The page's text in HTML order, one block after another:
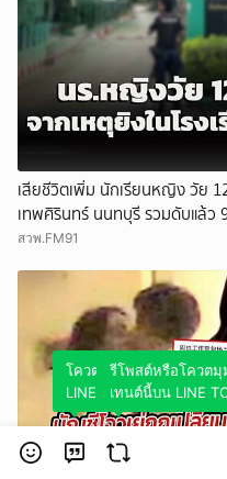
เสียชีวิตเพิ่ม นักเรียนหญิง วัย
เทพศิรินทร์ นนทบุรี รวมดับแล้ว
สวพ.FM91
โควตมุมมองของคุณผ่าน
LINE TODAY
รีโพสต์หรือโควต
เทนต์นี้บน LINE